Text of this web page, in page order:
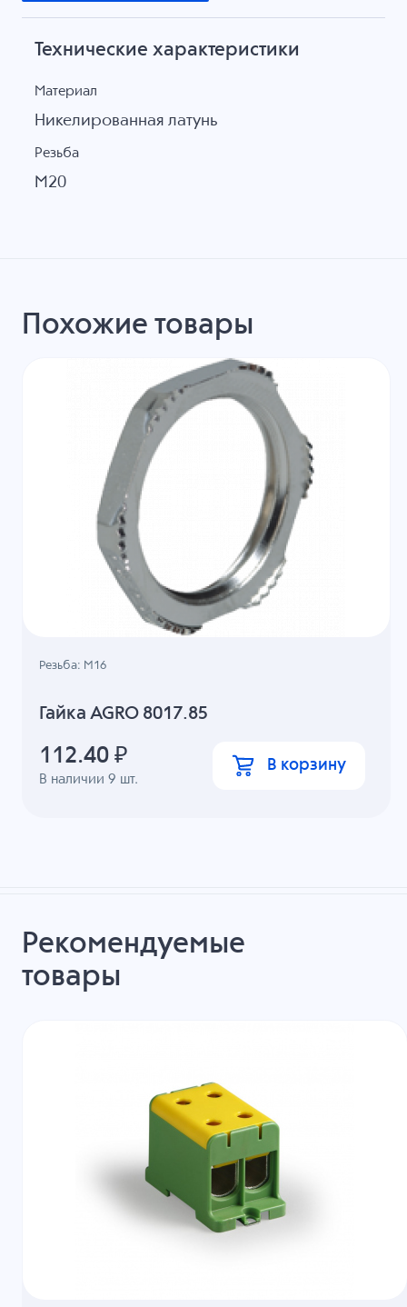
Технические характеристики
Материал
Никелированная латунь
Резьба
M20
Похожие товары
Гайка AGRO 8017.85
В наличии9 шт.
Резьба: M16
112.40 ₽ В корзину
Рекомендуемые
товары